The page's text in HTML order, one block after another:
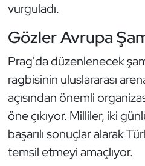
vurguladı.
Gözler Avrupa
Prag'da düzenlenecek
ragbisinin uluslararası
açısından önemli
öne çıkıyor. Milliler, iki
başarılı sonuçlar alarak
temsil etmeyi amaçlıyor.
Oryantiring
Özel Sporcular
Paralimpik